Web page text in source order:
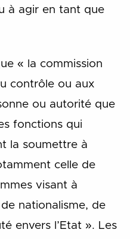
à agir en tant que
« la commission
contrôle ou aux
ou autorité que
fonctions qui
la soumettre à
celle de
visant à
nationalisme, de
envers l’Etat ». Les